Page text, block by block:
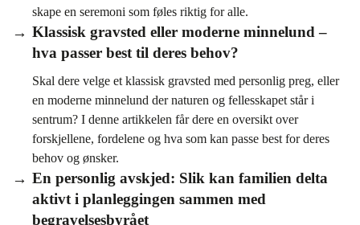
skape en seremoni som føles riktig for alle.
Klassisk gravsted eller moderne minnelund –
hva passer best til deres behov?
Skal dere velge et klassisk gravsted med personlig preg, eller
en moderne minnelund der naturen og fellesskapet står i
sentrum? I denne artikkelen får dere en oversikt over
forskjellene, fordelene og hva som kan passe best for deres
behov og ønsker.
En personlig avskjed: Slik kan familien delta
aktivt i planleggingen sammen med
begravelsesbyrået